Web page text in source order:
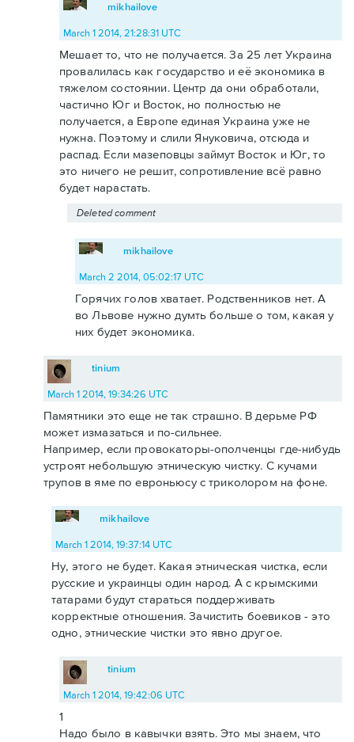
mikhailove
March 1 2014, 21:28:31 UTC
Мешает то, что не получается. За 25 лет Украина
провалилась как государство и её экономика в
тяжелом состоянии. Центр да они обработали,
частично Юг и Восток, но полностью не
получается, а Европе единая Украина уже не
нужна. Поэтому и слили Януковича, отсюда и
распад. Если мазеповцы займут Восток и Юг, то
это ничего не решит, сопротивление всё равно
будет нарастать.
Deleted comment
mikhailove
March 2 2014, 05:02:17 UTC
Горячих голов хватает. Родственников нет. А
во Львове нужно думть больше о том, какая у
них будет экономика.
tinium
March 1 2014, 19:34:26 UTC
Памятники это еще не так страшно. В дерьме РФ
может измазаться и по-сильнее.
Например, если провокаторы-ополченцы где-нибудь
устроят небольшую этническую чистку. С кучами
трупов в яме по евроньюсу с триколором на фоне.
mikhailove
March 1 2014, 19:37:14 UTC
Ну, этого не будет. Какая этническая чистка, если
русские и украинцы один народ. А с крымскими
татарами будут стараться поддерживать
корректные отношения. Зачистить боевиков - это
одно, этнические чистки это явно другое.
tinium
March 1 2014, 19:42:06 UTC
1
Надо было в кавычки взять. Это мы знаем, что